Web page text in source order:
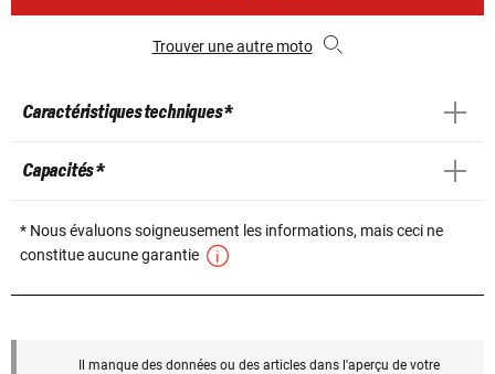
Trouver une autre moto
Caractéristiques techniques *
Capacités *
* Nous évaluons soigneusement les informations, mais ceci ne
constitue aucune garantie
Il manque des données ou des articles dans l'aperçu de votre